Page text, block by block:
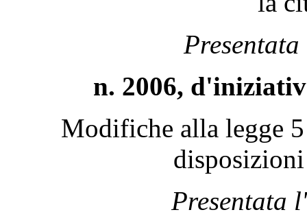
n. 2006,
Modifiche alla legge
Presentata